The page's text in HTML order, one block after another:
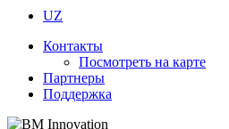
UZ
Контакты
Посмотреть на карте
Партнеры
Поддержка